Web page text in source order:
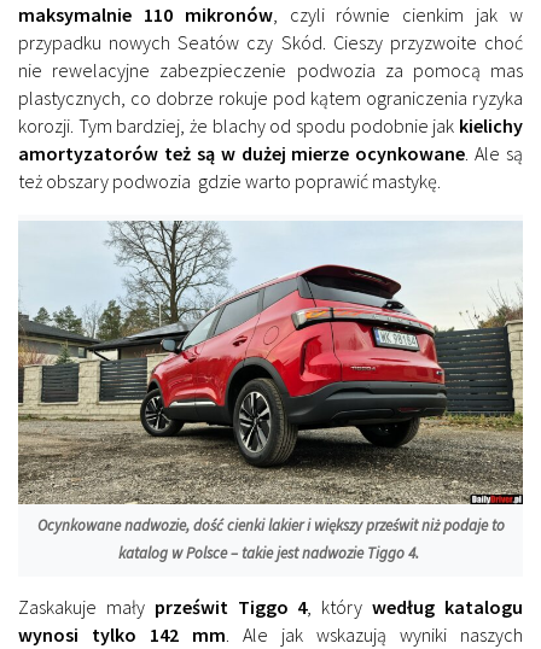
maksymalnie 110 mikronów, czyli równie cienkim jak w
przypadku nowych Seatów czy Skód. Cieszy przyzwoite choć
nie rewelacyjne zabezpieczenie podwozia za pomocą mas
plastycznych, co dobrze rokuje pod kątem ograniczenia ryzyka
korozji. Tym bardziej, że blachy od spodu podobnie jak kielichy
amortyzatorów też są w dużej mierze ocynkowane . Ale są
też obszary podwozia gdzie warto poprawić mastykę.
Ocynkowane nadwozie, dość cienki lakier i większy prześwit niż podaje to
katalog w Polsce – takie jest nadwozie Tiggo 4.
Zaskakuje mały prześwit Tiggo 4, którywedług katalogu
wynosi tylko 142 mm. Ale jak wskazują wyniki naszych